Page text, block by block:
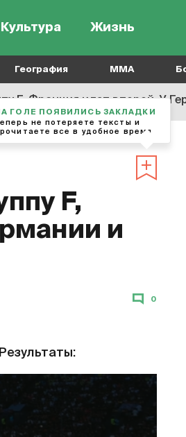
Культура Жизнь
География MMA
F, Франция идет второй. У
F,
и
0
ГОЛЕ ПОЯВИЛИСЬ ЗАКЛАДКИ
не потеряете тексты и
все в удобное время